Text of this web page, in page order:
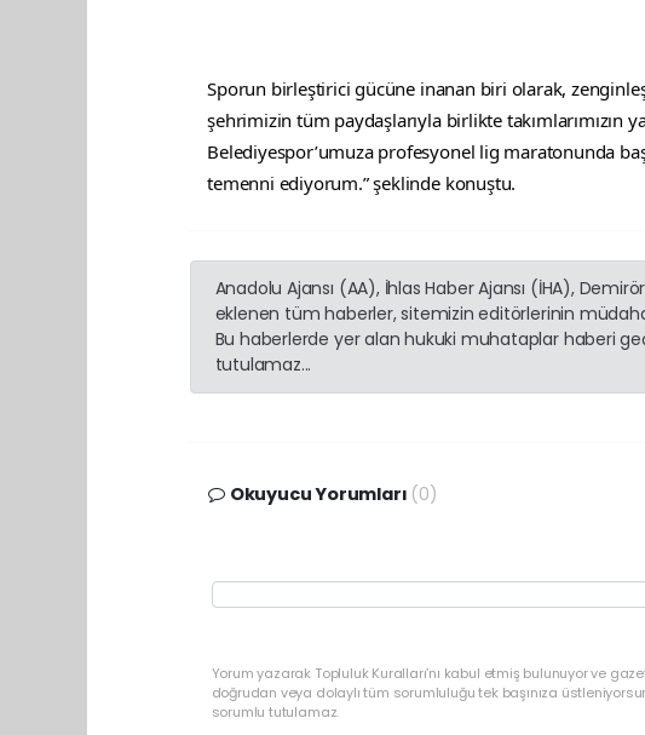
Sporun birleştirici gücüne inanan biri olarak,
şehrimizin tüm paydaşlarıyla birlikte takımlarımızın
Belediyespor’umuza profesyonel lig maratonunda
temenni ediyorum.” şeklinde konuştu.
Anadolu Ajansı (AA), İhlas Haber Ajansı (İHA),
eklenen tüm haberler, sitemizin editörlerinin
Bu haberlerde yer alan hukuki muhataplar haberi
tutulamaz...
Okuyucu Yorumları (0)
Yorum yazarak Topluluk Kuralları’nı kabul etmiş bulunuyor ve
doğrudan veya dolaylı tüm sorumluluğu tek başınıza
sorumlu tutulamaz.